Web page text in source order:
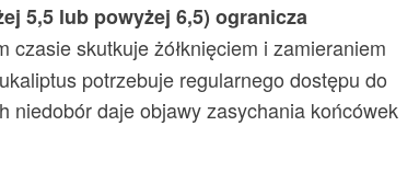
5,5 lub powyżej 6,5) ogranicza
czasie skutkuje żółknięciem i zamieraniem
potrzebuje regularnego dostępu do
niedobór daje objawy zasychania końcówek